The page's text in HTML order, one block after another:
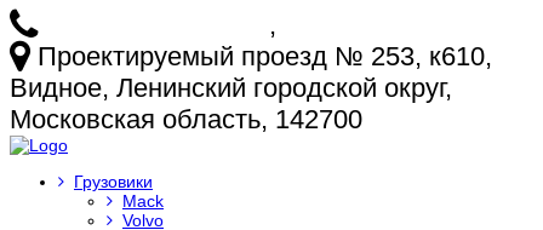
,
Проектируемый проезд № 253, к610,
Видное, Ленинский городской округ,
Московская область, 142700
Грузовики
Mack
Volvo